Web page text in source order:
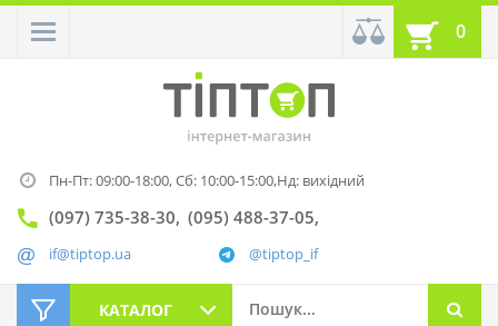
0
Пн-Пт: 09:00-18:00,Сб: 10:00-15:00,Нд: вихідний
(097) 735-38-30 (095) 488-37-05
@tiptop_if
if@tiptop.ua
КАТАЛОГ